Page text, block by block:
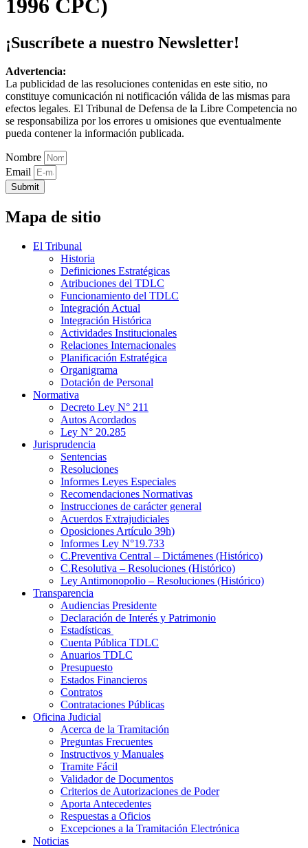
1996 CPC)
¡Suscríbete a nuestro Newsletter!
Advertencia:
La publicidad de las resoluciones contenidas en este sitio, no
constituye comunicación ni notificación válida de las mismas para
efectos legales. El Tribunal de Defensa de la Libre Competencia no
se responsabiliza por los errores u omisiones que eventualmente
pueda contener la información publicada.
Nombre
Email
Submit
Mapa de sitio
El Tribunal
Historia
Definiciones Estratégicas
Atribuciones del TDLC
Funcionamiento del TDLC
Integración Actual
Integración Histórica
Actividades Institucionales
Relaciones Internacionales
Planificación Estratégica
Organigrama
Dotación de Personal
Normativa
Decreto Ley N° 211
Autos Acordados
Ley N° 20.285
Jurisprudencia
Sentencias
Resoluciones
Informes Leyes Especiales
Recomendaciones Normativas
Instrucciones de carácter general
Acuerdos Extrajudiciales
Oposiciones Artículo 39h)
Informes Ley N°19.733
C.Preventiva Central – Dictámenes (Histórico)
C.Resolutiva – Resoluciones (Histórico)
Ley Antimonopolio – Resoluciones (Histórico)
Transparencia
Audiencias Presidente
Declaración de Interés y Patrimonio
Estadísticas
Cuenta Pública TDLC
Anuarios TDLC
Presupuesto
Estados Financieros
Contratos
Contrataciones Públicas
Oficina Judicial
Acerca de la Tramitación
Preguntas Frecuentes
Instructivos y Manuales
Tramite Fácil
Validador de Documentos
Criterios de Autorizaciones de Poder
Aporta Antecedentes
Respuestas a Oficios
Excepciones a la Tramitación Electrónica
Noticias